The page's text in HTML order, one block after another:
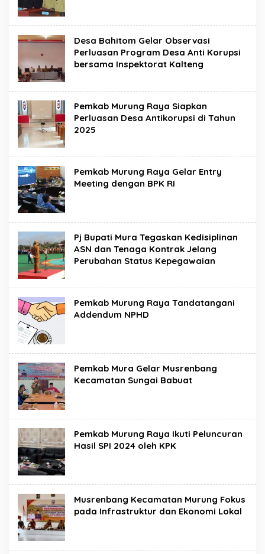
Desa Bahitom Gelar Observasi
Perluasan Program Desa Anti Korupsi
bersama Inspektorat Kalteng
Pemkab Murung Raya Siapkan
Perluasan Desa Antikorupsi di Tahun
2025
Pemkab Murung Raya Gelar Entry
Meeting dengan BPK RI
Pj Bupati Mura Tegaskan Kedisiplinan
ASN dan Tenaga Kontrak Jelang
Perubahan Status Kepegawaian
Pemkab Murung Raya Tandatangani
Addendum NPHD
Pemkab Mura Gelar Musrenbang
Kecamatan Sungai Babuat
Pemkab Murung Raya Ikuti Peluncuran
Hasil SPI 2024 oleh KPK
Musrenbang Kecamatan Murung Fokus
pada Infrastruktur dan Ekonomi Lokal